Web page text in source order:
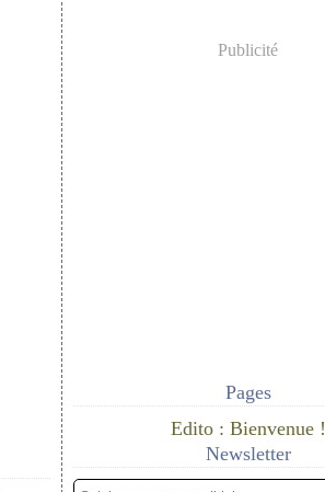
Publicité
Pages
Edito : Bienvenue !
Newsletter